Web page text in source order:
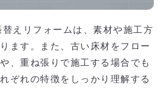
えリフォームは、素材や施工方
ます。また、古い床材をフロー
、重ね張りで施工する場合でも
ぞれの特徴をしっかり理解する